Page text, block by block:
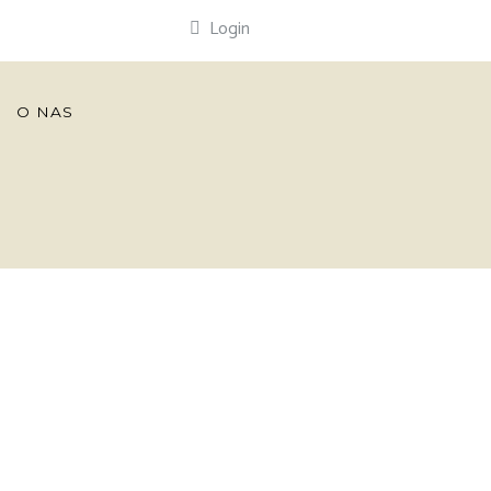
Login
O NAS